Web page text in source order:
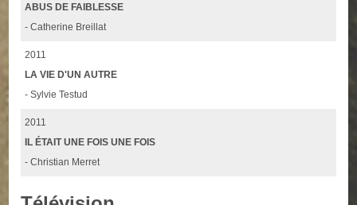
ABUS DE FAIBLESSE
- Catherine Breillat
2011
LA VIE D'UN AUTRE
- Sylvie Testud
2011
IL ÉTAIT UNE FOIS UNE FOIS
- Christian Merret